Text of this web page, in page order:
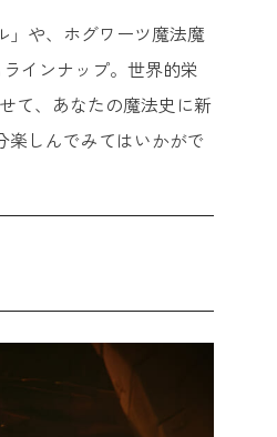
」や、ホグワーツ魔法魔
インナップ。世界的栄
て、あなたの魔法史に新
楽しんでみてはいかがで